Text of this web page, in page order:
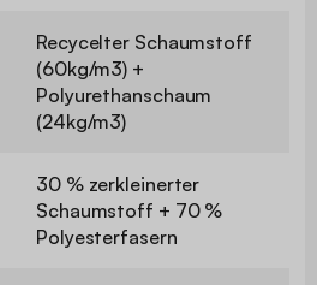
Recycelter Schaumstoff
(60kg/m3) +
Polyurethanschaum
(24kg/m3)
30 % zerkleinerter
Schaumstoff + 70 %
Polyesterfasern